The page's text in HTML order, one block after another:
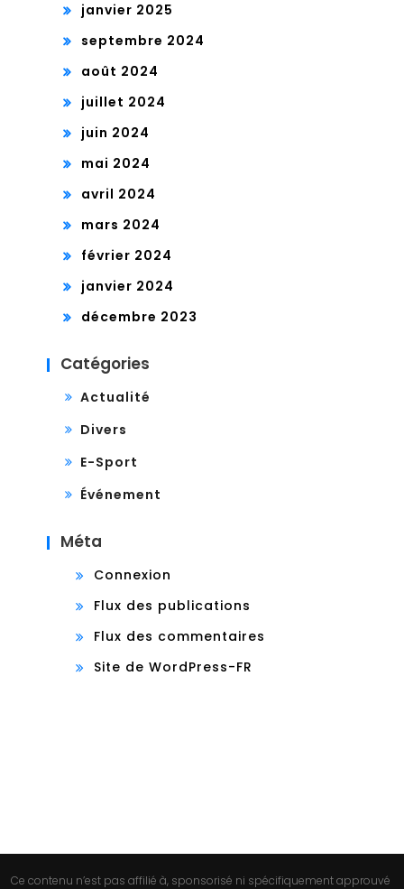
janvier 2025
septembre 2024
août 2024
juillet 2024
juin 2024
mai 2024
avril 2024
mars 2024
février 2024
janvier 2024
décembre 2023
Catégories
Actualité
Divers
E-Sport
Événement
Méta
Connexion
Flux des publications
Flux des commentaires
Site de WordPress-FR
Ce contenu n’est pas affilié à, sponsorisé ni spécifiquement approuvé